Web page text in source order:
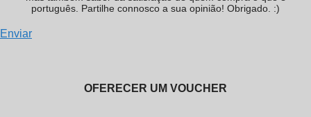
português. Partilhe connosco a sua opinião! Obrigado. :)
Enviar
OFERECER UM VOUCHER